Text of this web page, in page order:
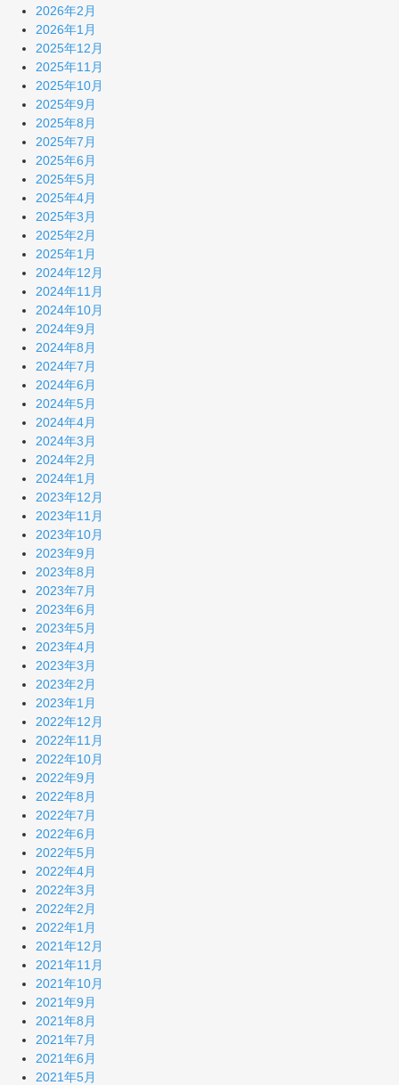
2026年2月
2026年1月
2025年12月
2025年11月
2025年10月
2025年9月
2025年8月
2025年7月
2025年6月
2025年5月
2025年4月
2025年3月
2025年2月
2025年1月
2024年12月
2024年11月
2024年10月
2024年9月
2024年8月
2024年7月
2024年6月
2024年5月
2024年4月
2024年3月
2024年2月
2024年1月
2023年12月
2023年11月
2023年10月
2023年9月
2023年8月
2023年7月
2023年6月
2023年5月
2023年4月
2023年3月
2023年2月
2023年1月
2022年12月
2022年11月
2022年10月
2022年9月
2022年8月
2022年7月
2022年6月
2022年5月
2022年4月
2022年3月
2022年2月
2022年1月
2021年12月
2021年11月
2021年10月
2021年9月
2021年8月
2021年7月
2021年6月
2021年5月